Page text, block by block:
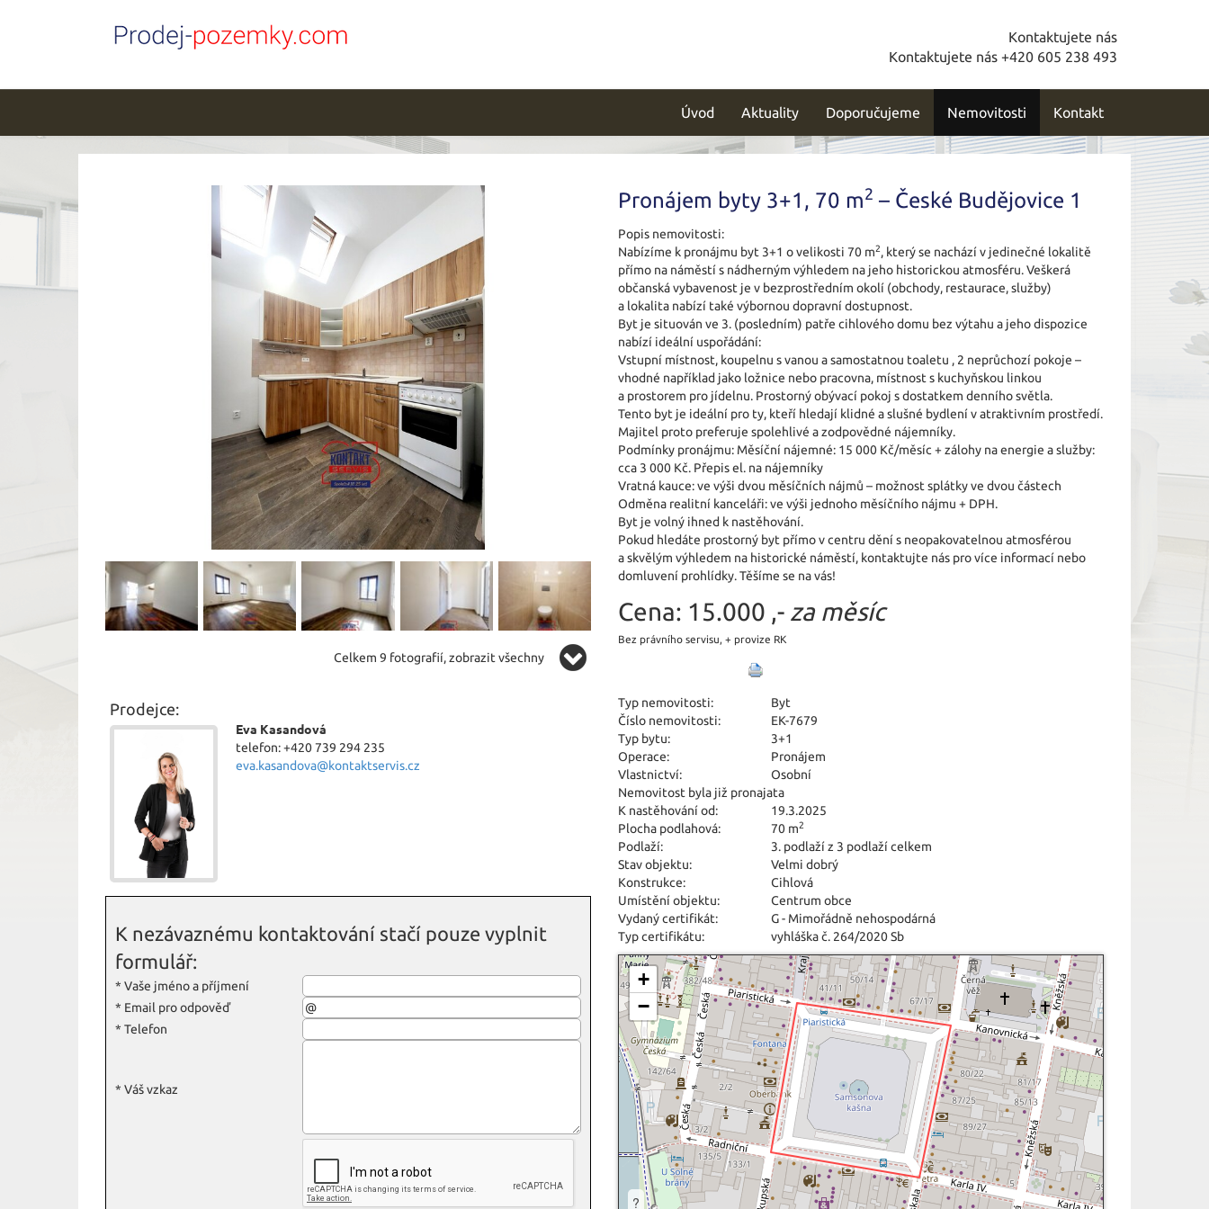
Kontaktujete nás
Kontaktujete nás +420 605 238 493
Úvod Aktuality Doporučujeme Nemovitosti Kontakt
Celkem 9 fotografií, zobrazit všechny
Prodejce:
Eva Kasandová
telefon: +420 739 294 235
eva.kasandova@kontaktservis.cz
K nezávaznému kontaktování stačí pouze vyplnit
formulář:
* Vaše jméno a příjmení
* Email pro odpověď
* Telefon
* Váš vzkaz
Pronájem byty 3+1, 70 m2 – České Budějovice 1
Popis nemovitosti:
Nabízíme k pronájmu byt 3+1 o velikosti 70 m2, který se nachází v jedinečné lokalitě
přímo na náměstí s nádherným výhledem na jeho historickou atmosféru. Veškerá
občanská vybavenost je v bezprostředním okolí (obchody, restaurace, služby)
a lokalita nabízí také výbornou dopravní dostupnost.
Byt je situován ve 3. (posledním) patře cihlového domu bez výtahu a jeho dispozice
nabízí ideální uspořádání:
Vstupní místnost, koupelnu s vanou a samostatnou toaletu , 2 neprůchozí pokoje –
vhodné například jako ložnice nebo pracovna, místnost s kuchyňskou linkou
a prostorem pro jídelnu. Prostorný obývací pokoj s dostatkem denního světla.
Tento byt je ideální pro ty, kteří hledají klidné a slušné bydlení v atraktivním prostředí.
Majitel proto preferuje spolehlivé a zodpovědné nájemníky.
Podmínky pronájmu: Měsíční nájemné: 15 000 Kč/měsíc + zálohy na energie a služby:
cca 3 000 Kč. Přepis el. na nájemníky
Vratná kauce: ve výši dvou měsíčních nájmů – možnost splátky ve dvou částech
Odměna realitní kanceláři: ve výši jednoho měsíčního nájmu + DPH.
Byt je volný ihned k nastěhování.
Pokud hledáte prostorný byt přímo v centru dění s neopakovatelnou atmosférou
a skvělým výhledem na historické náměstí, kontaktujte nás pro více informací nebo
domluvení prohlídky. Těšíme se na vás!
Cena: 15.000 ,- za měsíc
Bez právního servisu, + provize RK
Typ nemovitosti:
Byt
Číslo nemovitosti:
EK-7679
Typ bytu:
3+1
Operace:
Pronájem
Vlastnictví:
Osobní
Nemovitost byla již pronajata
K nastěhování od:
19.3.2025
Plocha podlahová:
70 m2
Podlaží:
3. podlaží z 3 podlaží celkem
Stav objektu:
Velmi dobrý
Konstrukce:
Cihlová
Umístění objektu:
Centrum obce
Vydaný certifikát:
G - Mimořádně nehospodárná
Typ certifikátu:
vyhláška č. 264/2020 Sb
+
−
?